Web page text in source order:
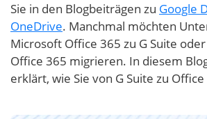
Sie in den Blogbeiträgen zu Google
OneDrive. Manchmal möchten
Microsoft Office 365 zu G Suite
Office 365 migrieren. In diesem
erklärt, wie Sie von G Suite zu